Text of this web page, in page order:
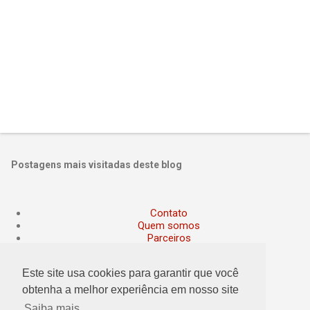
Este site usa cookies para garantir que você
obtenha a melhor experiência em nosso site
Postagens mais visitadas deste blog
Contato
Quem somos
Parceiros